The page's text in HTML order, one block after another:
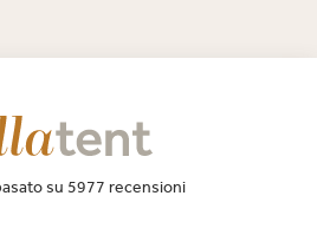
su 5977 recensioni